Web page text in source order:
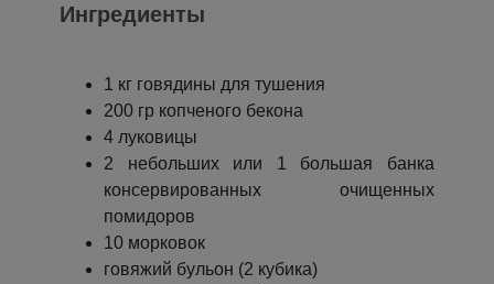
Ингредиенты
1 кг говядины для тушения
200 гр копченого бекона
4 луковицы
2 небольших или 1 большая банка
консервированных очищенных
помидоров
10 морковок
говяжий бульон (2 кубика)